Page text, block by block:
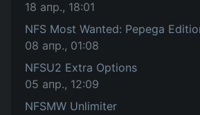
18 апр., 18:01
NFS Most Wanted: Pepega
08 апр., 01:08
NFSU2 Extra Options
05 апр., 12:09
NFSMW Unlimiter